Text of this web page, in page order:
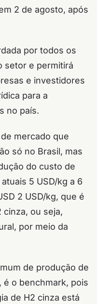
2 de agosto, após
por todos os
setor e permitirá
e investidores
para a
no país.
mercado que
só no Brasil, mas
do custo de
5 USD/kg a 6
2 USD/kg, que é
ou seja,
por meio da
de produção de
é o benchmark, pois
de H2 cinza está